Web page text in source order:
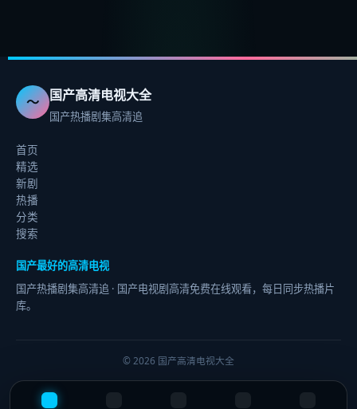
〜 国产高清电视大全
国产热播剧集高清追
首页
精选
新剧
热播
分类
搜索
国产最好的高清电视
国产热播剧集高清追 · 国产电视剧高清免费在线观看，每日同步热播片
库。
© 2026 国产高清电视大全